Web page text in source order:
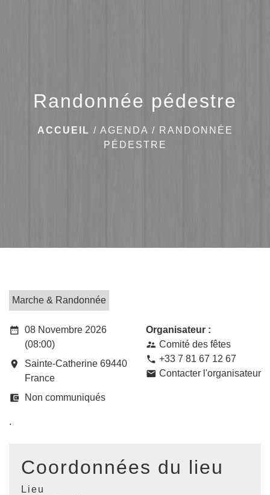
Randonnée pédestre
ACCUEIL / AGENDA / RANDONNÉE
PÉDESTRE
Marche & Randonnée
date_range 08 Novembre 2026
(08:00)
room
Sainte-Catherine 69440
France
account_balance_wallet Non communiqués
Organisateur :
supervisor_account Comité des fêtes
phone +33 7 81 67 12 67
email Contacter l'organisateur
.
Coordonnées du lieu
Lieu